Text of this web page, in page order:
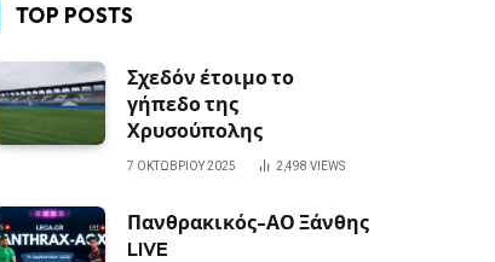
TOP POSTS
Σχεδόν έτοιμο το
γήπεδο της
Χρυσούπολης
7 ΟΚΤΩΒΡΊΟΥ 2025 2,498 VIEWS
Πανθρακικός-ΑΟ Ξάνθης
LIVE